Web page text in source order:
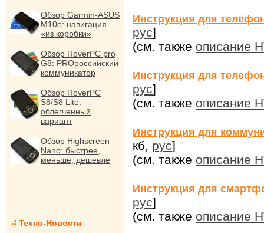
Обзор Garmin-ASUS
M10e: навигация
«из коробки»
Обзор RoverPC pro
G8: PROроссийский
коммуникатор
Обзор RoverPC
S8/S8 Lite:
облегченный
вариант
Обзор Highscreen
Nano: быстрее,
меньше, дешевле
Техно-Новости
Инструкция для
рус]
(см. также описание
Инструкция для
рус]
(см. также описание
Инструкция для
кб, рус]
(см. также описание
Инструкция для
рус]
(см. также описание